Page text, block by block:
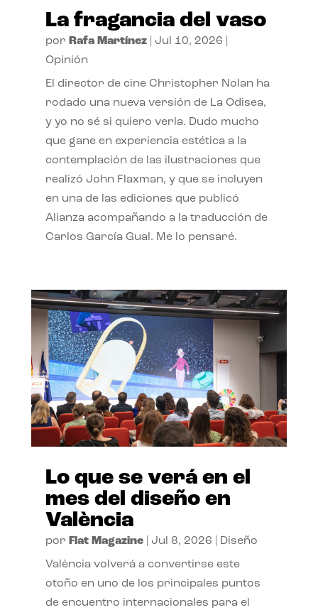
La fragancia del vaso
por Rafa Martínez| Jul 10, 2026
Opinión
El director de cine Christopher Nolan ha
rodado una nueva versión de La Odisea,
y yo no sé si quiero verla. Dudo mucho
que gane en experiencia estética a la
contemplación de las ilustraciones que
realizó John Flaxman, y que se incluyen
en una de las ediciones que publicó
Alianza acompañando a la traducción de
Carlos García Gual. Me lo pensaré.
Lo que se verá en el
mes del diseño en
València
por Flat Magazine| Jul 8, 2026 Diseño
València volverá a convertirse este
otoño en uno de los principales puntos
de encuentro internacionales para el